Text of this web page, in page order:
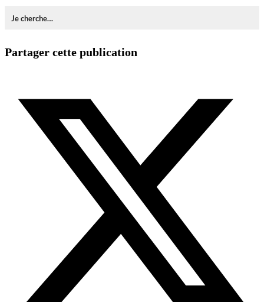
Partager cette publication